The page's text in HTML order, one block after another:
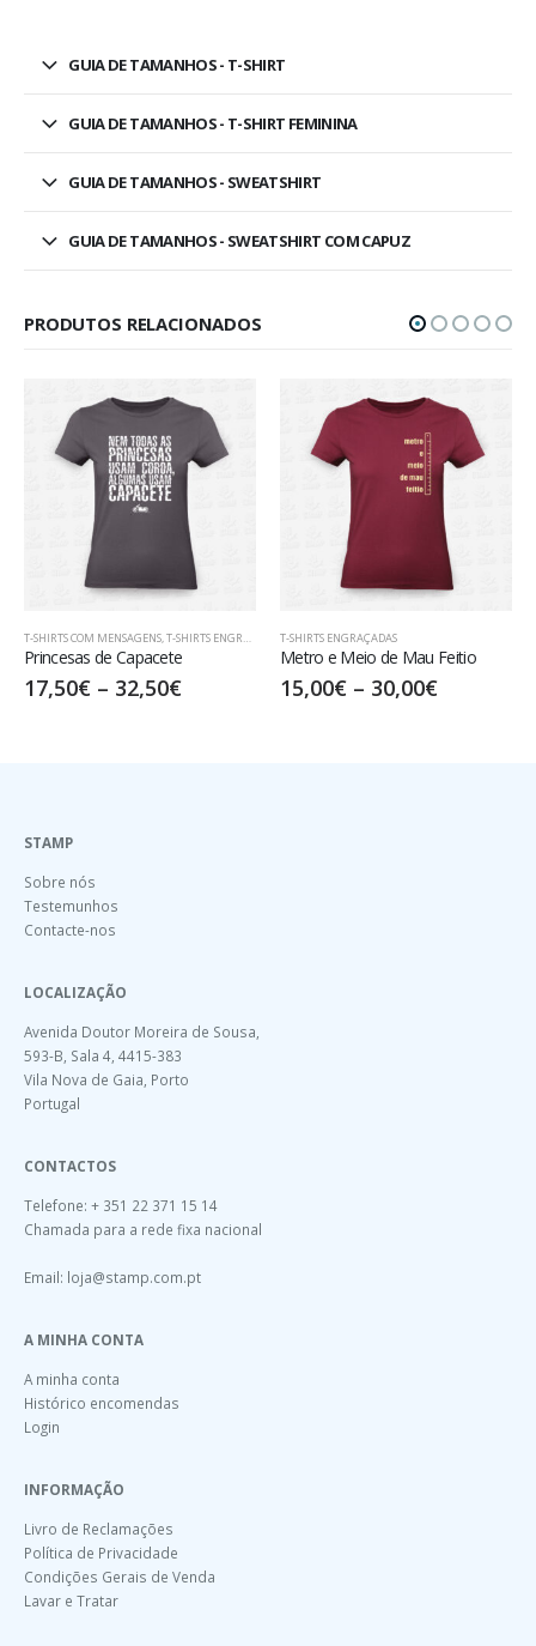
GUIA DE TAMANHOS - T-SHIRT
GUIA DE TAMANHOS - T-SHIRT FEMININA
GUIA DE TAMANHOS - SWEATSHIRT
GUIA DE TAMANHOS - SWEATSHIRT COM CAPUZ
PRODUTOS RELACIONADOS
T-SHIRTS COM MENSAGENS,T-SHIRTS ENGRAÇADAS
Princesas de Capacete
17,50€ – 32,50€
T-SHIRTS ENGRAÇADAS
Metro e Meio de Mau Feitio
15,00€ – 30,00€
STAMP
Sobre nós
Testemunhos
Contacte-nos
LOCALIZAÇÃO
Avenida Doutor Moreira de Sousa,
593-B, Sala 4, 4415-383
Vila Nova de Gaia, Porto
Portugal
CONTACTOS
Telefone: + 351 22 371 15 14
Chamada para a rede fixa nacional
Email: loja@stamp.com.pt
A MINHA CONTA
A minha conta
Histórico encomendas
Login
INFORMAÇÃO
Livro de Reclamações
Política de Privacidade
Condições Gerais de Venda
Lavar e Tratar